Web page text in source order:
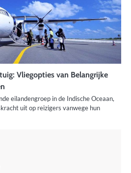
Vliegopties van Belangrijke
eilandengroep in de Indische Oceaan,
uit op reizigers vanwege hun